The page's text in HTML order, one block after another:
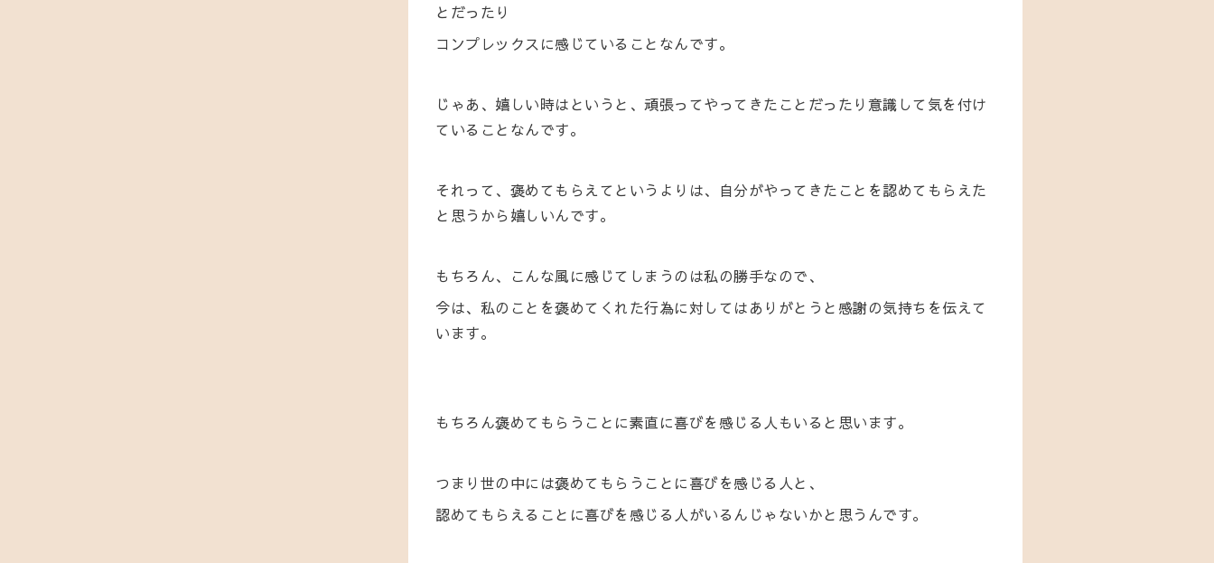
とだったり
コンプレックスに感じていることなんです。
じゃあ、嬉しい時はというと、頑張ってやってきたことだったり意識して気を付け
ていることなんです。
それって、褒めてもらえてというよりは、自分がやってきたことを認めてもらえた
と思うから嬉しいんです。
もちろん、こんな風に感じてしまうのは私の勝手なので、
今は、私のことを褒めてくれた行為に対してはありがとうと感謝の気持ちを伝えて
います。
もちろん褒めてもらうことに素直に喜びを感じる人もいると思います。
つまり世の中には褒めてもらうことに喜びを感じる人と、
認めてもらえることに喜びを感じる人がいるんじゃないかと思うんです。